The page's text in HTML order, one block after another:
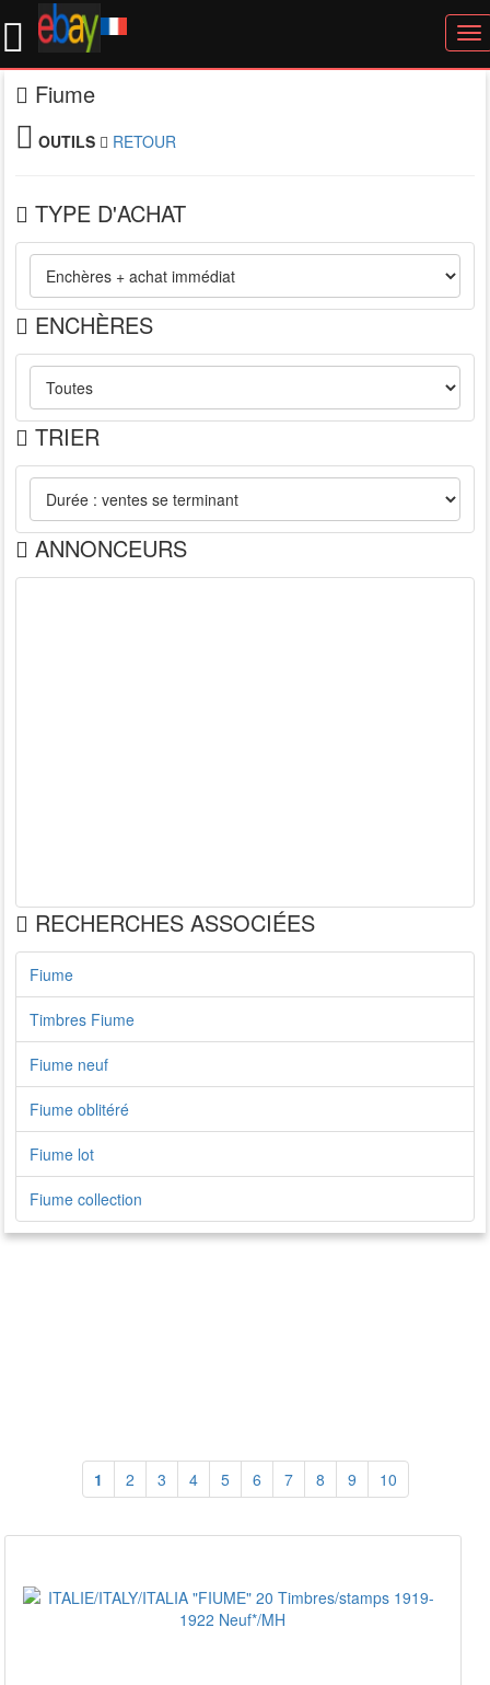
Fiume
OUTILS RETOUR
TYPE D'ACHAT
ENCHÈRES
TRIER
ANNONCEURS
RECHERCHES ASSOCIÉES
Fiume
Timbres Fiume
Fiume neuf
Fiume oblitéré
Fiume lot
Fiume collection
1 2 3 4 5 6 7 8 9 10